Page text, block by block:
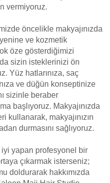
vermiyoruz.
öncelikle makyajınızda
ve kozmetik
öze gösterdiğimizi
sizin isteklerinizi ön
Yüz hatlarınıza, saç
ve düğün konseptinize
sizinle beraber
başlıyoruz. Makyajınızda
kullanarak, makyajınızın
durmasını sağlıyoruz.
yapan profesyonel bir
çıkarmak isterseniz;
doldurarak hakkımızda